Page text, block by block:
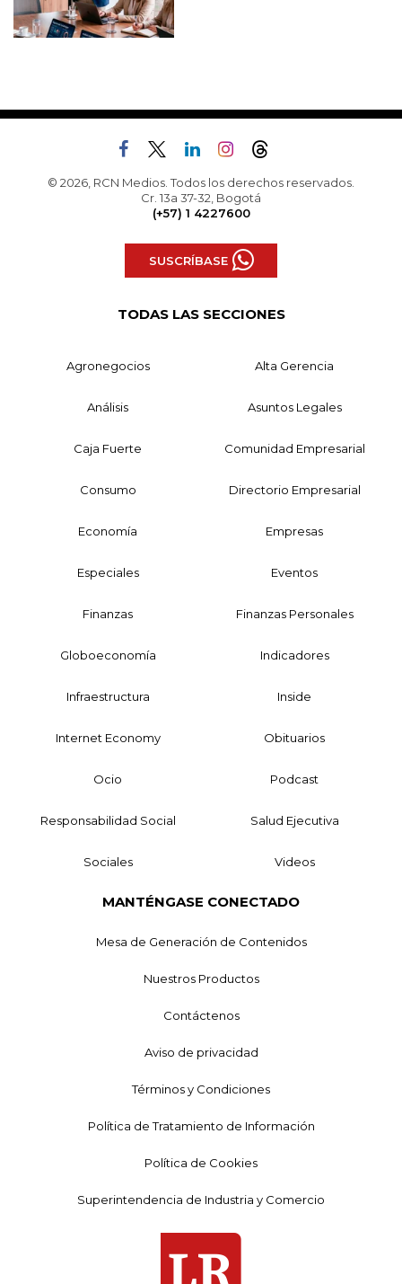
© 2026, RCN Medios. Todos los derechos reservados.
Cr. 13a 37-32, Bogotá
(+57) 1 4227600
SUSCRÍBASE
TODAS LAS SECCIONES
Agronegocios Alta Gerencia
Análisis Asuntos Legales
Caja Fuerte Comunidad Empresarial
Consumo Directorio Empresarial
Economía Empresas
Especiales Eventos
Finanzas Finanzas Personales
Globoeconomía Indicadores
Infraestructura Inside
Internet Economy Obituarios
Ocio Podcast
Responsabilidad Social Salud Ejecutiva
Sociales Videos
MANTÉNGASE CONECTADO
Mesa de Generación de Contenidos
Nuestros Productos
Contáctenos
Aviso de privacidad
Términos y Condiciones
Política de Tratamiento de Información
Política de Cookies
Superintendencia de Industria y Comercio